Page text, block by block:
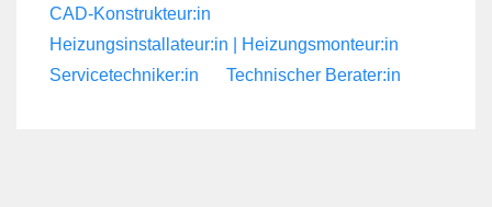
CAD-Konstrukteur:in
Heizungsinstallateur:in | Heizungsmonteur:in
Servicetechniker:in
Technischer Berater:in